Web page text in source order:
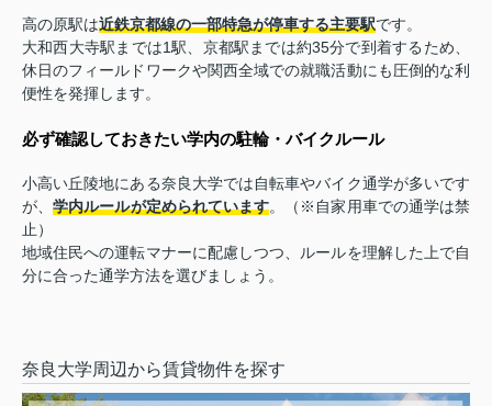
高の原駅は近鉄京都線の一部特急が停車する主要駅です。
大和西大寺駅までは1駅、京都駅までは約35分で到着するため、
休日のフィールドワークや関西全域での就職活動にも圧倒的な利
便性を発揮します。
必ず確認しておきたい学内の駐輪・バイクルール
小高い丘陵地にある奈良大学では自転車やバイク通学が多いです
が、学内ルールが定められています。（※自家用車での通学は禁
止）
地域住民への運転マナーに配慮しつつ、ルールを理解した上で自
分に合った通学方法を選びましょう。
奈良大学周辺から賃貸物件を探す